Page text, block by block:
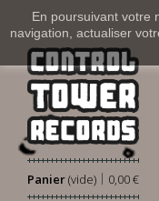
En poursuivant votre
navigation, actualiser
Panier 0,00 €
|
(vide)